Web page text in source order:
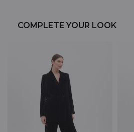
COMPLETE YOUR LOOK